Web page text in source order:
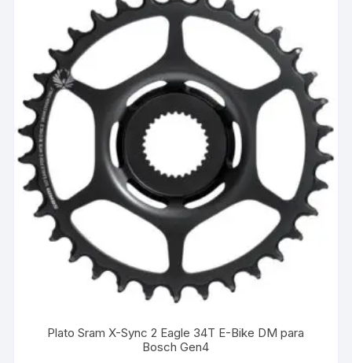
Plato Sram X-Sync 2 Eagle 34T E-Bike DM para
Bosch Gen4